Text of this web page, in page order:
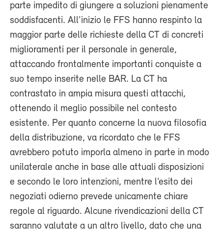
parte impedito di giungere a soluzioni pienamente
soddisfacenti. All’inizio le FFS hanno respinto la
maggior parte delle richieste della CT di concreti
miglioramenti per il personale in generale,
attaccando frontalmente importanti conquiste a
suo tempo inserite nelle BAR. La CT ha
contrastato in ampia misura questi attacchi,
ottenendo il meglio possibile nel contesto
esistente. Per quanto concerne la nuova filosofia
della distribuzione, va ricordato che le FFS
avrebbero potuto imporla almeno in parte in modo
unilaterale anche in base alle attuali disposizioni
e secondo le loro intenzioni, mentre l’esito dei
negoziati odierno prevede unicamente chiare
regole al riguardo. Alcune rivendicazioni della CT
saranno valutate a un altro livello, dato che una